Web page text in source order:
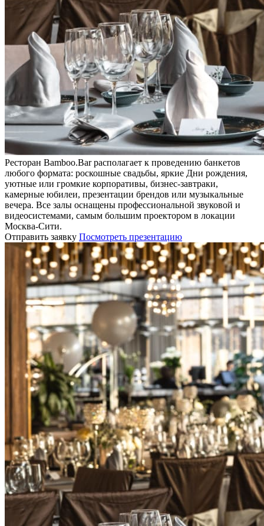
Ресторан Bamboo.Bar располагает к проведению банкетов
любого формата: роскошные свадьбы, яркие Дни рождения,
уютные или громкие корпоративы, бизнес-завтраки,
камерные юбилеи, презентации брендов или музыкальные
вечера. Все залы оснащены профессиональной звуковой и
видеосистемами, самым большим проектором в локации
Москва-Сити.
Отправить заявку Посмотреть презентацию